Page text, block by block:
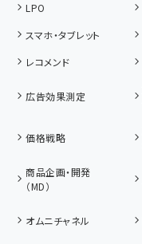
LPO
スマホ・タブレット
レコメンド
広告効果測定
価格戦略
商品企画・開発
（MD）
オムニチャネル